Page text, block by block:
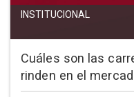
INSTITUCIONAL
Cuáles son las
rinden en el